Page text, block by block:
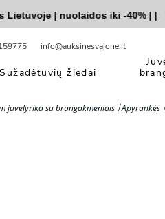
|nuolaidos iki -40%||
info@auksinesvajone.lt
Sužadėtuvių žiedai
juvelyrika su brangakmeniais Apyrankės